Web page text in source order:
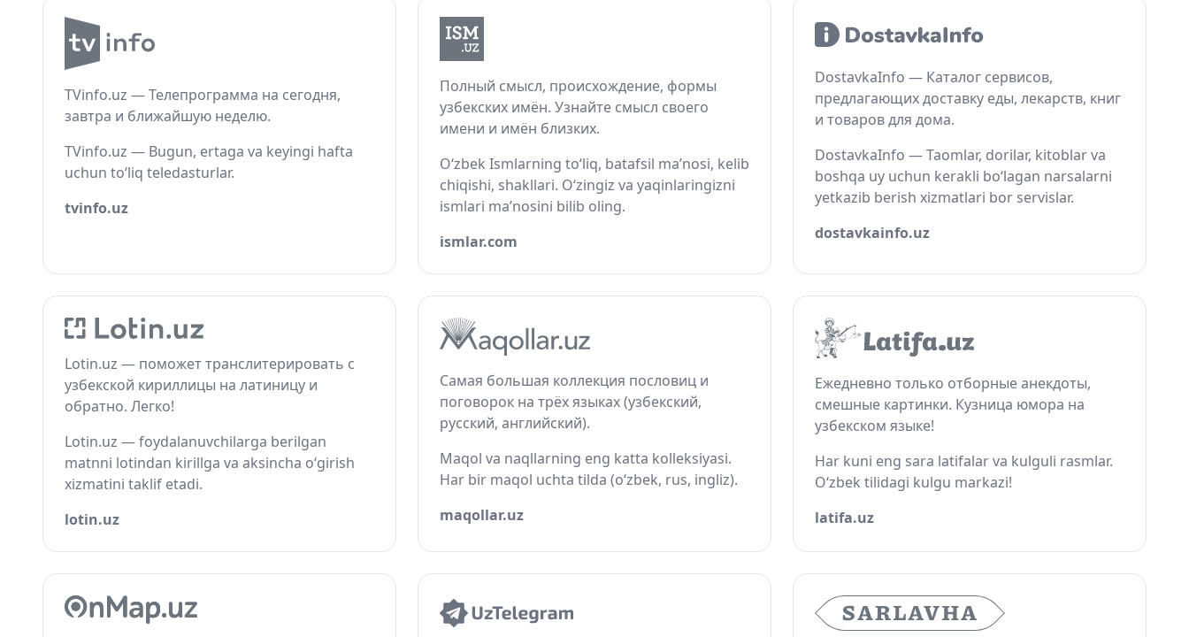
TVinfo.uz — Телепрограмма на сегодня,
завтра и ближайшую неделю.
TVinfo.uz — Bugun, ertaga va keyingi hafta
uchun to‘liq teledasturlar.
tvinfo.uz
Полный смысл, происхождение, формы
узбекских имён. Узнайте смысл своего
имени и имён близких.
O‘zbek Ismlarning to‘liq, batafsil ma’nosi, kelib
chiqishi, shakllari. O‘zingiz va yaqinlaringizni
ismlari ma’nosini bilib oling.
ismlar.com
DostavkaInfo — Каталог сервисов,
предлагающих доставку еды, лекарств, книг
и товаров для дома.
DostavkaInfo — Taomlar, dorilar, kitoblar va
boshqa uy uchun kerakli bo‘lagan narsalarni
yetkazib berish xizmatlari bor servislar.
dostavkainfo.uz
Lotin.uz — поможет транслитерировать с
узбекской кириллицы на латиницу и
обратно. Легко!
Lotin.uz — foydalanuvchilarga berilgan
matnni lotindan kirillga va aksincha o‘girish
xizmatini taklif etadi.
lotin.uz
Самая большая коллекция пословиц и
поговорок на трёх языках (узбекский,
русский, английский).
Maqol va naqllarning eng katta kolleksiyasi.
Har bir maqol uchta tilda (o‘zbek, rus, ingliz).
maqollar.uz
Ежедневно только отборные анекдоты,
смешные картинки. Кузница юмора на
узбекском языке!
Har kuni eng sara latifalar va kulguli rasmlar.
O‘zbek tilidagi kulgu markazi!
latifa.uz